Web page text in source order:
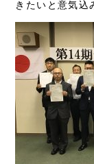
きたいと意気込